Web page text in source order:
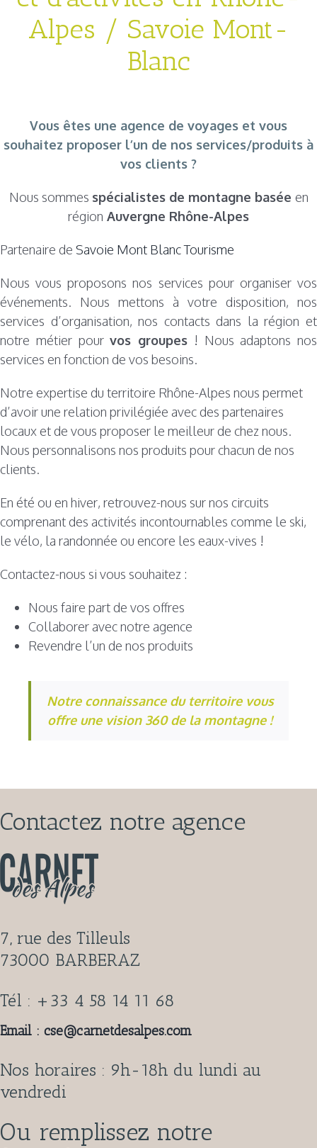
Alpes / Savoie Mont-
Blanc
Vous êtes une agence de voyages et vous
souhaitez proposer l’un de nos services/produits à
vos clients ?
Nous sommes spécialistes de montagne basée en
région Auvergne Rhône-Alpes
Partenaire de Savoie Mont Blanc Tourisme
Nous vous proposons nos services pour organiser vos
événements. Nous mettons à votre disposition, nos
services d’organisation, nos contacts dans la région et
notre métier pourvos groupes ! Nous adaptons nos
services en fonction de vos besoins.
Notre expertise du territoire Rhône-Alpes nous permet
d’avoir une relation privilégiée avec des partenaires
locaux et de vous proposer le meilleur de chez nous.
Nous personnalisons nos produits pour chacun de nos
clients.
En été ou en hiver, retrouvez-nous sur nos circuits
comprenant des activités incontournables comme le ski,
le vélo, la randonnée ou encore les eaux-vives !
Contactez-nous si vous souhaitez :
Nous faire part de vos offres
Collaborer avec notre agence
Revendre l’un de nos produits
Notre connaissance du territoire vous
offre une vision 360 de la montagne !
Contactez notre agence
7, rue des Tilleuls
73000 BARBERAZ
Tél : +33 4 58 14 11 68
Email : cse@carnetdesalpes.com
Nos horaires : 9h-18h du lundi au
vendredi
Ou remplissez notre